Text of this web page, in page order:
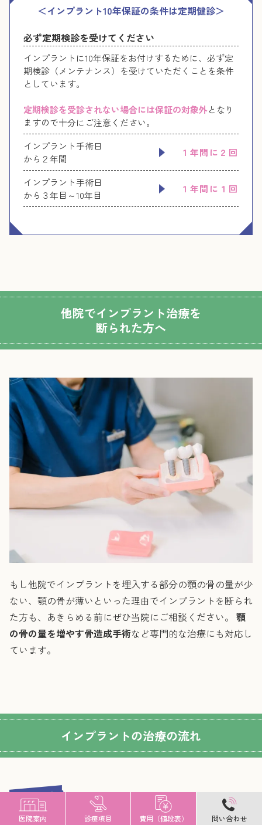
医院案内 診療項目 費用（値段表） 問い合わせ
＜インプラント10年保証の条件は定期健診＞
必ず定期検診を受けてください
インプラントに10年保証をお付けするために、必ず定
期検診（メンテナンス）を受けていただくことを条件
としています。
定期検診を受診されない場合には保証の対象外となり
ますので十分にご注意ください。
インプラント手術日
から２年間
１年間に２回
インプラント手術日
から３年目～10年目
１年間に１回
他院でインプラント治療を
断られた方へ
もし他院でインプラントを埋入する部分の顎の骨の量が少
ない、顎の骨が薄いといった理由でインプラントを断られ
た方も、あきらめる前にぜひ当院にご相談ください。 顎
の骨の量を増やす骨造成手術など専門的な治療にも対応し
ています。
インプラントの治療の流れ
わかりやすい無料カウンセリング